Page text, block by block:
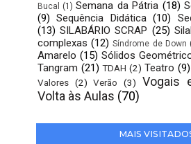
Bucal
(1) Semana da Pátria (18)
(9) Sequência Didática (10)
(13) SILABÁRIO SCRAP (25)
complexas (12) Síndrome de Down
Amarelo (15) Sólidos
Tangram (21) TDAH (2) Teatro (9)
Valores (2) Verão (3) Vogais
Volta às Aulas (70)
MAIS